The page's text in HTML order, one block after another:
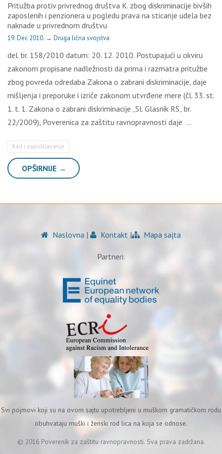
Pritužba protiv privrednog društva K. zbog diskriminacije bivših
zaposlenih i penzionera u pogledu prava na sticanje udela bez
naknade u privrednom društvu
19. Dec 2010. → Druga lična svojstva
del. br. 158/2010 datum: 20. 12. 2010. Postupajući u okviru
zakonom propisane nadležnosti da prima i razmatra pritužbe
zbog povreda odredaba Zakona o zabrani diskriminacije, daje
mišljenja i preporuke i izriče zakonom utvrđene mere (čl. 33. st.
1. t. 1. Zakona o zabrani diskriminacije „Sl. Glasnik RS„ br.
22/2009), Poverenica za zaštitu ravnopravnosti daje …
Rad i zapošljavanje
OPŠIRNIJE →
Naslovna | Kontakt | Mapa sajta
Partneri:
Svi pojmovi koji su na ovom sajtu upotrebljeni u muškom gramatičkom rodu
obuhvataju muški i ženski rod lica na koja se odnose.
© 2016 Poverenik za zaštitu ravnopravnosti. Sva prava zadržana.